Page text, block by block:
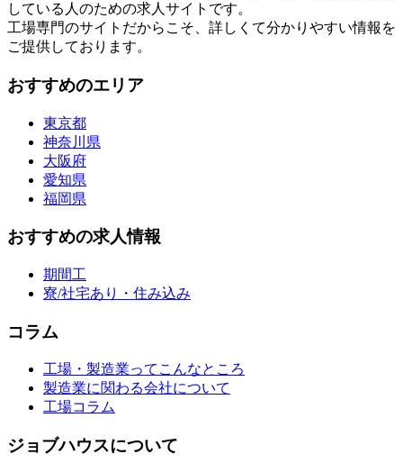
している人のための求人サイトです。
工場専門のサイトだからこそ、詳しくて分かりやすい情報を
ご提供しております。
おすすめのエリア
東京都
神奈川県
大阪府
愛知県
福岡県
おすすめの求人情報
期間工
寮/社宅あり・住み込み
コラム
工場・製造業ってこんなところ
製造業に関わる会社について
工場コラム
ジョブハウスについて